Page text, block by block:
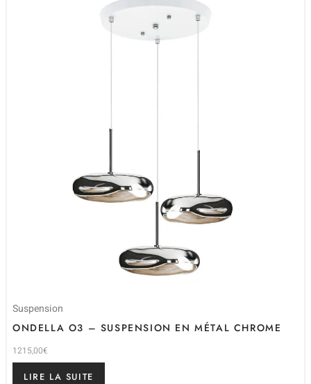
Suspension
ONDELLA O3 – SUSPENSION EN MÉTAL CHROME
1215,00€
LIRE LA SUITE